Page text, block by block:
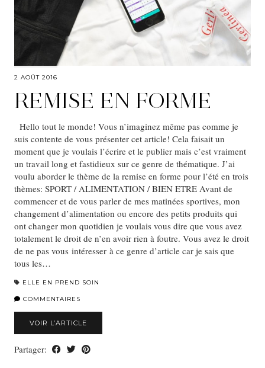
2 AOÛT 2016
REMISE EN FORME
Hello tout le monde! Vous n’imaginez même pas comme je
suis contente de vous présenter cet article! Cela faisait un
moment que je voulais l’écrire et le publier mais c’est vraiment
un travail long et fastidieux sur ce genre de thématique. J’ai
voulu aborder le thème de la remise en forme pour l’été en trois
thèmes: SPORT / ALIMENTATION / BIEN ETRE Avant de
commencer et de vous parler de mes matinées sportives, mon
changement d’alimentation ou encore des petits produits qui
ont changer mon quotidien je voulais vous dire que vous avez
totalement le droit de n’en avoir rien à foutre. Vous avez le droit
de ne pas vous intéresser à ce genre d’article car je sais que
tous les…
ELLE EN PREND SOIN
COMMENTAIRES
VOIR L’ARTICLE
Partager: